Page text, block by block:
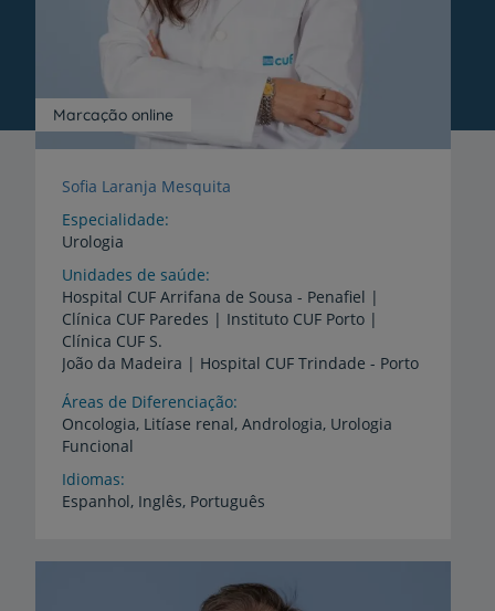
Marcação online
Sofia Laranja Mesquita
Especialidade
Urologia
Unidades de saúde
Hospital CUF Arrifana de Sousa - Penafiel |
Clínica CUF Paredes | Instituto CUF Porto |
Clínica CUF S.
João da Madeira | Hospital CUF Trindade - Porto
Áreas de Diferenciação
Oncologia, Litíase renal, Andrologia, Urologia
Funcional
Idiomas
Espanhol, Inglês, Português